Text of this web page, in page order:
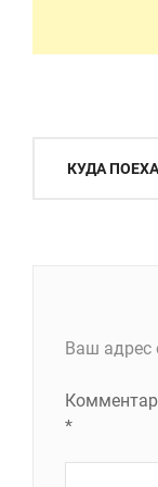
Навигация
КУДА
Ваш адрес
*